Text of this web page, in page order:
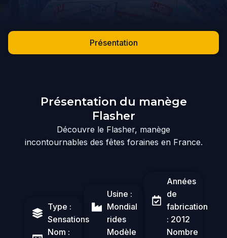
Présentation
Présentation du manège
Flasher
Découvre le Flasher, manège
incontournables des fêtes foraines en France.
Type :
Sensations
Nom :
Usine :
Mondial
rides
Modèle
Années
de
fabrication
: 2012
Nombre